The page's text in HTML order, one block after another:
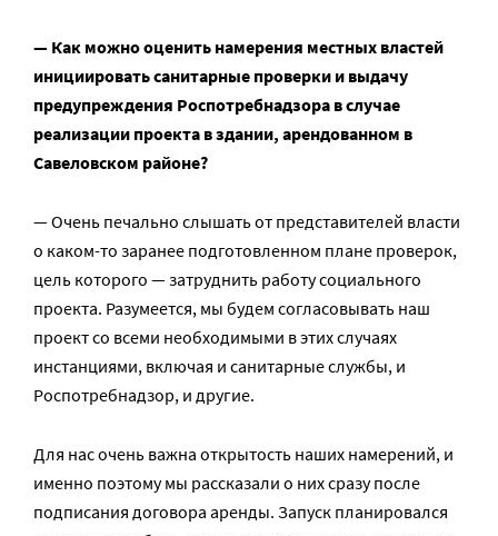
— Как можно оценить намерения местных властей
инициировать санитарные проверки и выдачу
предупреждения Роспотребнадзора в случае
реализации проекта в здании, арендованном в
Савеловском районе?
— Очень печально слышать от представителей власти
о каком-то заранее подготовленном плане проверок,
цель которого — затруднить работу социального
проекта. Разумеется, мы будем согласовывать наш
проект со всеми необходимыми в этих случаях
инстанциями, включая и санитарные службы, и
Роспотребнадзор, и другие.
Для нас очень важна открытость наших намерений, и
именно поэтому мы рассказали о них сразу после
подписания договора аренды. Запуск планировался